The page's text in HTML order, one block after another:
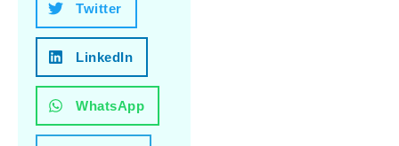
Twitter
LinkedIn
WhatsApp